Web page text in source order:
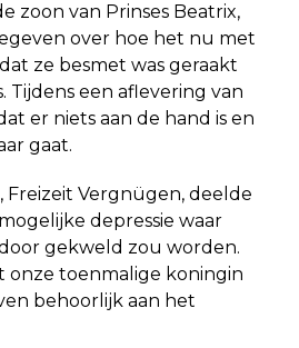
zoon van Prinses Beatrix,
over hoe het nu met
ze besmet was geraakt
Tijdens een aflevering van
er niets aan de hand is en
gaat.
Freizeit Vergnügen, deelde
depressie waar
gekweld zou worden.
onze toenmalige koningin
behoorlijk aan het